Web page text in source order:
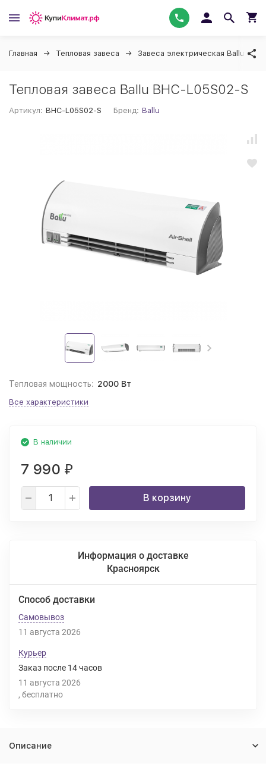
Главная Тепловая завеса Завеса электрическая Ballu
Тепловая завеса Ballu BHC-L05S02-S
Артикул: BHC-L05S02-S Бренд: Ballu
Тепловая мощность: 2000 Вт
Все характеристики
В наличии
7 990 ₽
В корзину
Информация о доставке
Красноярск
Способ доставки
Самовывоз
11 августа 2026
Курьер
Заказ после 14часов
11 августа 2026
Бесплатно
Описание